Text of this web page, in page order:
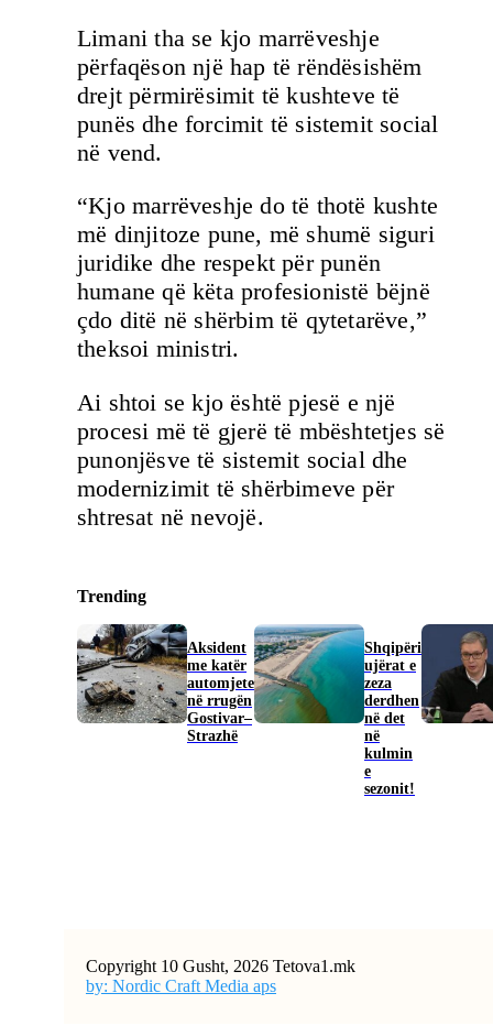
Limani tha se kjo marrëveshje
përfaqëson një hap të rëndësishëm
drejt përmirësimit të kushteve të
punës dhe forcimit të sistemit social
në vend.
“Kjo marrëveshje do të thotë kushte
më dinjitoze pune, më shumë siguri
juridike dhe respekt për punën
humane që këta profesionistë bëjnë
çdo ditë në shërbim të qytetarëve,”
theksoi ministri.
Ai shtoi se kjo është pjesë e një
procesi më të gjerë të mbështetjes së
punonjësve të sistemit social dhe
modernizimit të shërbimeve për
shtresat në nevojë.
Trending
Aksident
me katër
automjete
në rrugën
Gostivar–
Strazhë
Shqipëri
ujërat e
zeza
derdhen
në det
në
kulmin
e
sezonit!
Copyright 10 Gusht, 2026 Tetova1.mk
by: Nordic Craft Media aps